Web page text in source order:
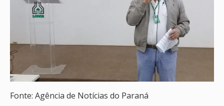
Fonte: Agência de Notícias do Paraná